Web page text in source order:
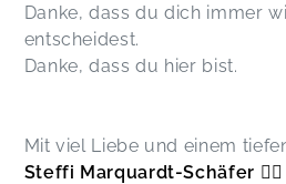
Danke, dass du dich immer
entscheidest.
Danke, dass du hier bist.
Mit viel Liebe und einem
Steffi Marquardt-Schäfer 🧘‍♀️